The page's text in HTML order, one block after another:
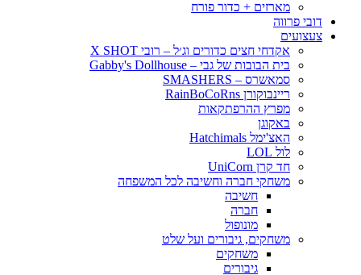
מארזים + כדור פורח
דובי פרווה
צעצועים
אקדחי חצים כדורים וג׳ל – רובי X SHOT
בית הבובות של גבי – Gabby's Dollhouse
סמאשרס – SMASHERS
ריינבוקורן RainBoCoRns
מפרץ ההרפתקאות
באקוגן
האצ'ימל Hatchimals
לול LOL
חד קרן UniCorn
משחקי חברה וחשיבה לכל המשפחה
חשיבה
חברה
מונופול
משחקים, גיבורים ועל שלט
משחקים
גיבורים